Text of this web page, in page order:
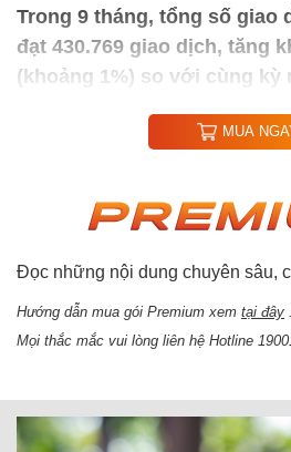
Trong 9 tháng, tổng số giao
đạt 430.769 giao dịch, tăng
(khoảng 1%) so với cùng kỳ
MUA
Đọc những nội dung chuyên sâu,
Hướng dẫn mua gói Premium xem tại đây .
Mọi thắc mắc vui lòng liên hệ Hotline